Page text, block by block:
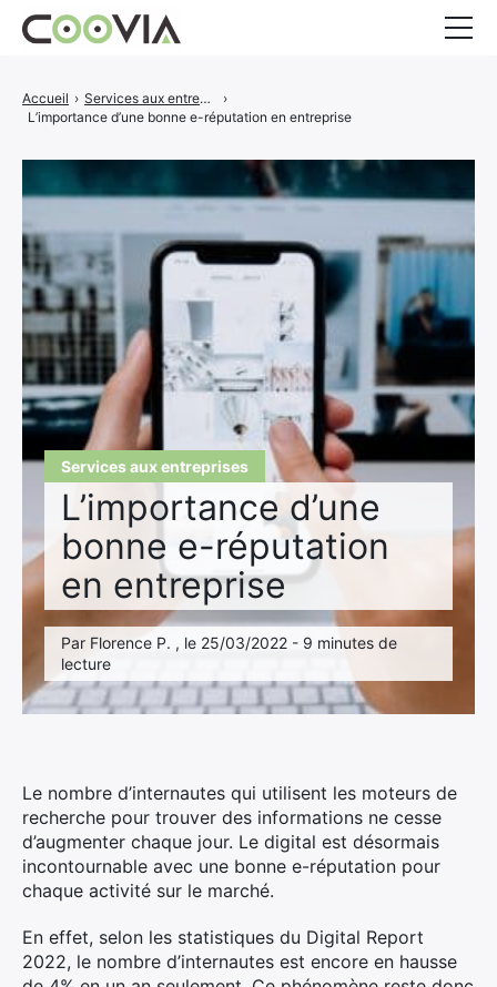
Services aux entreprises
L’importance d’une
bonne e-réputation
en entreprise
Par Florence P. , le 25/03/2022 - 9 minutes de
lecture
Accueil › Services aux entreprises
›
L’importance d’une bonne e-réputation en entreprise
Le nombre d’internautes qui utilisent les moteurs de
recherche pour trouver des informations ne cesse
d’augmenter chaque jour. Le digital est désormais
incontournable avec une bonne e-réputation pour
chaque activité sur le marché.
En effet, selon les statistiques du Digital Report
2022, le nombre d’internautes est encore en hausse
Services aux entreprises
Facebook
Twitter